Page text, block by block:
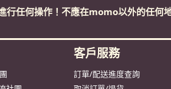
行任何操作！不應在momo以外的任何
客戶服務
訂單/配送進度查詢